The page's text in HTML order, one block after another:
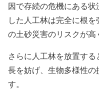
因で存続の危機にある
した人工林は完全に根
の土砂災害のリスクが高
さらに人工林を放置す
長を妨げ、生物多様性の
す。